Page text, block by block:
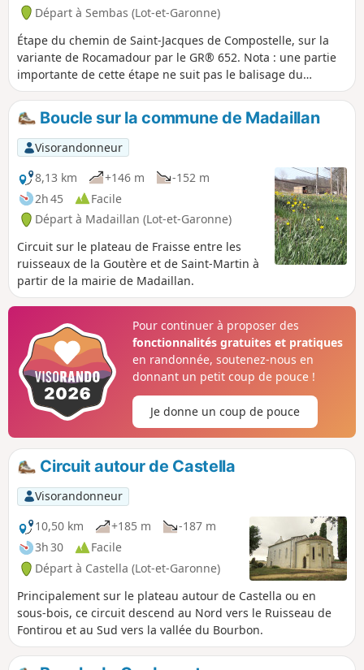
Départ à Sembas (Lot-et-Garonne)
Étape du chemin de Saint-Jacques de Compostelle, sur la
variante de Rocamadour par le GR® 652. Nota : une partie
importante de cette étape ne suit pas le balisage du
GR®652. Il s'agit d'un itinéraire alternatif, plus court et plus
bitumé, mieux adapté aux conditions humides.
Boucle sur la commune de Madaillan
Visorandonneur
8,13 km
+146 m
-152 m
2h 45
Facile
Départ à Madaillan (Lot-et-Garonne)
Circuit sur le plateau de Fraisse entre les
ruisseaux de la Goutère et de Saint-Martin à
partir de la mairie de Madaillan.
Pour continuer à proposer des
fonctionnalités gratuites et pratiques
en randonnée, soutenez-nous en
donnant un petit coup de pouce !
Je donne un coup de pouce
Circuit autour de Castella
Visorandonneur
10,50 km
+185 m
-187 m
3h 30
Facile
Départ à Castella (Lot-et-Garonne)
Principalement sur le plateau autour de Castella ou en
sous-bois, ce circuit descend au Nord vers le Ruisseau de
Fontirou et au Sud vers la vallée du Bourbon.